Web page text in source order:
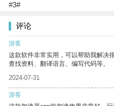
#3#
评论
游客
这款软件非常实用，可以帮助我解决
查找资料、翻译语言、编写代码等。
2024-07-31
游客